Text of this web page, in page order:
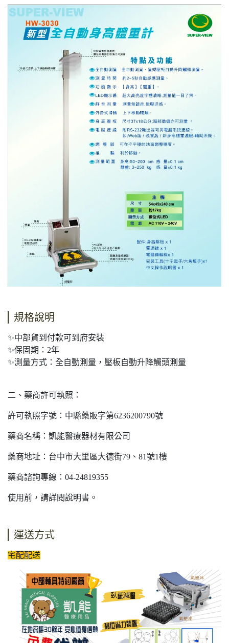
規格說明
✨中部貨到付款可到府安裝
✨保固期：2年
✨測量方式：全自動測量，壓板自動升降觸頭測量
二、藥商許可執照：
許可執照字號：中縣藥販字第6236200790號
藥商名稱：凱能醫療器材有限公司
藥商地址：台中市大里區大德街79、81號1樓
藥商諮詢專線：04-24819355
使用前，請詳閱說明書。
運送方式
宅配配送